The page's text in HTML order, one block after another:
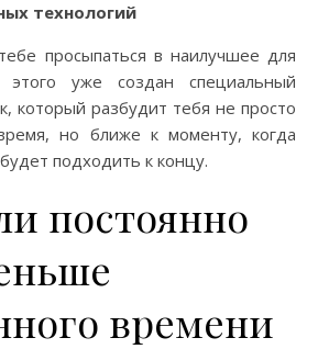
технологий
просыпаться в наилучшее для
уже создан специальный
который разбудит тебя не просто
но ближе к моменту, когда
подходить к концу.
постоянно
времени